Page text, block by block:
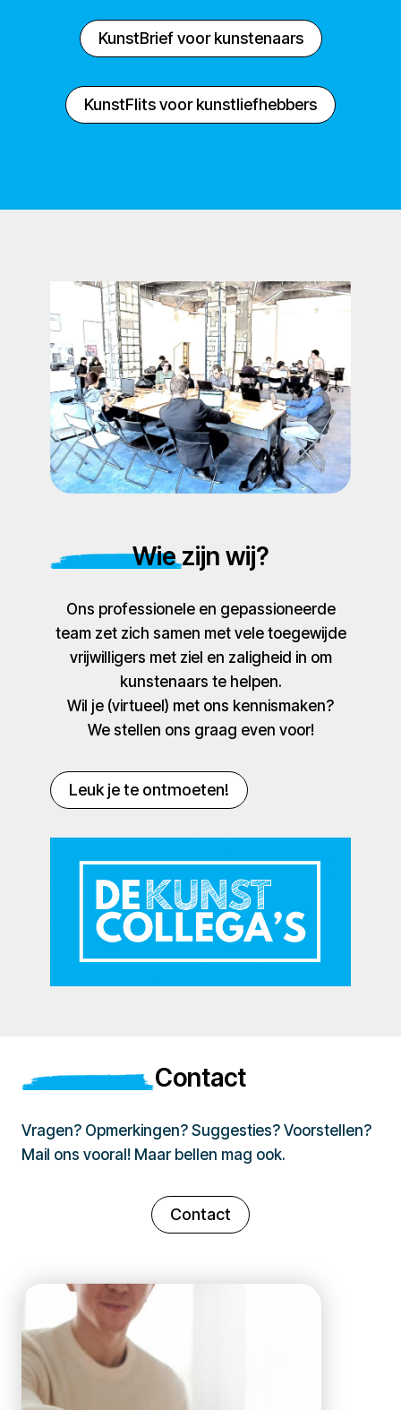
KunstBrief voor kunstenaars
KunstFlits voor kunstliefhebbers
Wie zijn wij?
Ons professionele en gepassioneerde
team zet zich samen met vele toegewijde
vrijwilligers met ziel en zaligheid in om
kunstenaars te helpen.
Wil je (virtueel) met ons kennismaken?
We stellen ons graag even voor!
Leuk je te ontmoeten!
Contact
Vragen? Opmerkingen? Suggesties? Voorstellen?
Mail ons vooral! Maar bellen mag ook.
Contact